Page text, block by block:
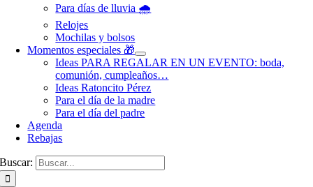
Para días de lluvia 🌧️
Relojes
Mochilas y bolsos
Momentos especiales 🎁
Ideas PARA REGALAR EN UN EVENTO: boda,
comunión, cumpleaños…
Ideas Ratoncito Pérez
Para el día de la madre
Para el día del padre
Agenda
Rebajas
Buscar: